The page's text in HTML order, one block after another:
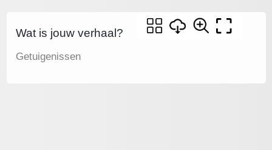
Wat is jouw verhaal?
Getuigenissen